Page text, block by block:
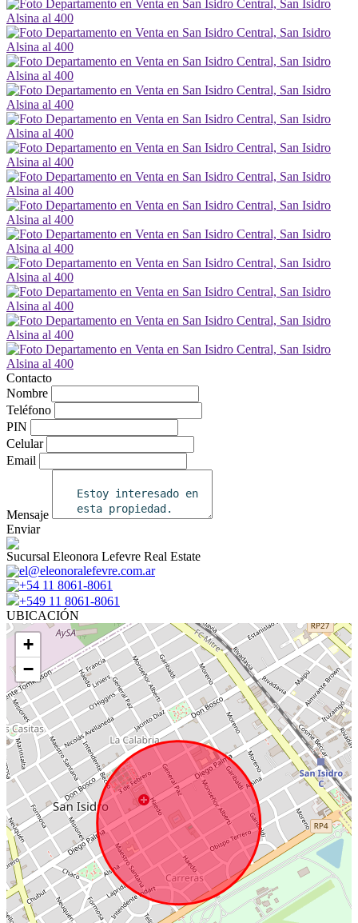
Contacto
Nombre
Teléfono
PIN
Celular
Email
Mensaje
Enviar
Sucursal Eleonora Lefevre Real Estate
el@eleonoralefevre.com.ar
+54 11 8061-8061
+549 11 8061-8061
UBICACIÓN
+
−